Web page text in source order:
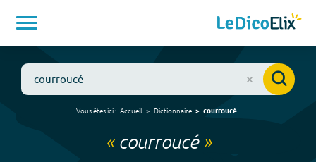
Vous êtes ici : Accueil Dictionnaire courroucé
« courroucé»